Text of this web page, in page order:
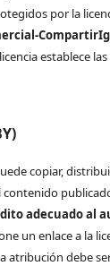
por la
establece
copiar,
adecuado al
un enlace a la
atribución debe